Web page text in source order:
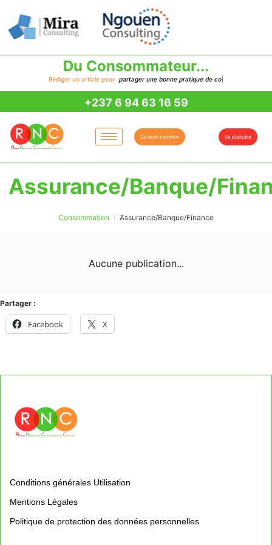
Du Consommateur...
au Consom'Acteur
Rédiger un article pour partager une bonne pratique de con
+237 6 94 63 16 59
Devenir membre Se plaindre
Assurance/Banque/
Consommation Assurance/Banque/Finance
Aucune publication...
Partager :
Facebook X
Conditions générales Utilisation
Mentions Légales
Politique de protection des données personnelles